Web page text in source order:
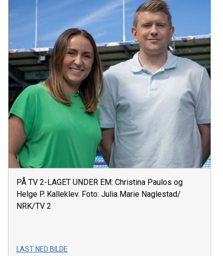
PÅ TV 2-LAGET UNDER EM: Christina Paulos og
Helge P. Kalleklev. Foto: Julia Marie Naglestad/
NRK/TV 2
LAST NED BILDE